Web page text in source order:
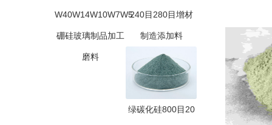
W40W14W10W7W5
硼硅玻璃制品加工
磨料
240目280目增材
制造添加料
绿碳化硅800目20